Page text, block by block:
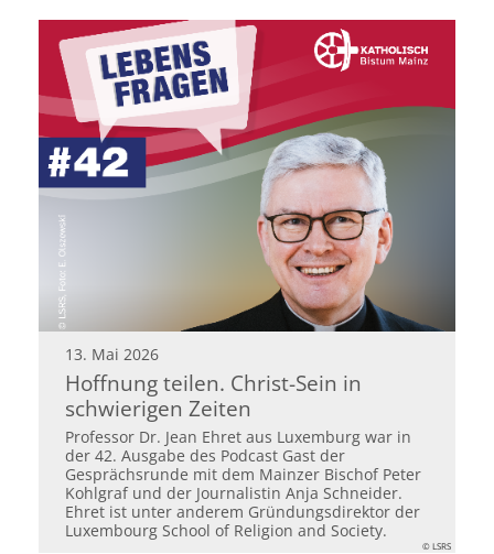
13. Mai 2026
Hoffnung teilen. Christ-Sein in
schwierigen Zeiten
Professor Dr. Jean Ehret aus Luxemburg war in
der 42. Ausgabe des Podcast Gast der
Gesprächsrunde mit dem Mainzer Bischof Peter
Kohlgraf und der Journalistin Anja Schneider.
Ehret ist unter anderem Gründungsdirektor der
Luxembourg School of Religion and Society.
© LSRS